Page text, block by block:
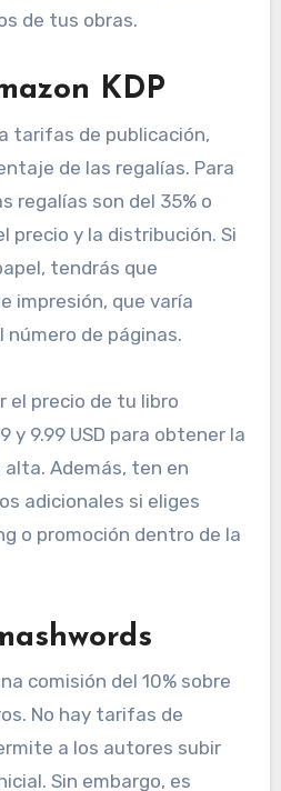
de tus obras.
KDP
tarifas de publicación,
de las regalías. Para
regalías son del 35% o
precio y la distribución. Si
tendrás que
impresión, que varía
de páginas.
el precio de tu libro
y 9.99 USD para obtener la
Además, ten en
adicionales si eliges
o promoción dentro de la
comisión del 10% sobre
No hay tarifas de
a los autores subir
Sin embargo, es